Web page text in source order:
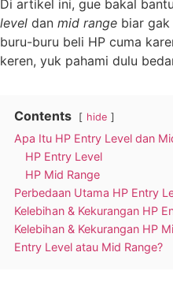
Di artikel ini, gue bakal
level dan mid range biar gak
buru-buru beli HP cuma
keren, yuk pahami dulu
Contents hide
Apa Itu HP Entry Level dan
HP Entry Level
HP Mid Range
Perbedaan Utama HP Entry
Kelebihan & Kekurangan HP
Kelebihan & Kekurangan HP
Entry Level atau Mid Range?